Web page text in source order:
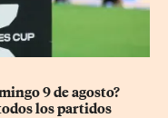
9 de agosto?
los partidos